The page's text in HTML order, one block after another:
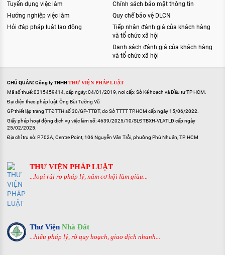
Tuyển dụng việc làm
Hướng nghiệp việc làm
Hỏi đáp pháp luật lao động
Chính sách bảo mật thông tin
Quy chế bảo vệ DLCN
Tiếp nhận đánh giá của khách hàng
và tổ chức xã hội
Danh sách đánh giá của khách hàng
và tổ chức xã hội
CHỦ QUẢN: Công ty TNHHTHƯ VIỆN PHÁP LUẬT
Mã số thuế: 0315459414, cấp ngày: 04/01/2019, nơi cấp: Sở Kế hoạch và Đầu tư TP HCM.
Đại diện theo pháp luật: Ông Bùi Tường Vũ
GP thiết lập trang TTĐTTH số 30/GP-TTĐT, do Sở TTTT TP.HCM cấp ngày 15/06/2022.
Giấy phép hoạt động dịch vụ việc làm số: 4639/2025/10/SLĐTBXH-VLATLĐ cấp ngày
25/02/2025.
Địa chỉ trụ sở: P.702A, Centre Point, 106 Nguyễn Văn Trỗi, phường Phú Nhuận, TP. HCM
THƯ VIỆN PHÁP LUẬT
...loại rủi ro pháp lý, nắm cơ hội làm giàu...
Thư Viện Nhà Đất
...hiểu pháp lý, rõ quy hoạch, giao dịch nhanh...